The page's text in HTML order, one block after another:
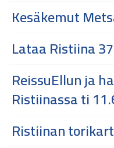
Kesäkemut
Lataa Ristiina
ReissuEllun ja
Ristiinassa ti
Ristiinan